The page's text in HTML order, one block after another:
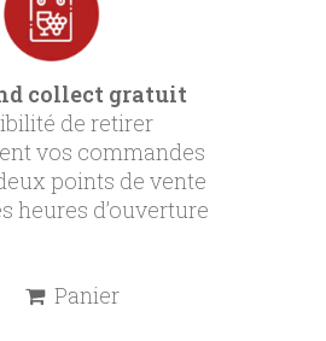
collect gratuit
de retirer
vos commandes
points de vente
heures d’ouverture
Panier